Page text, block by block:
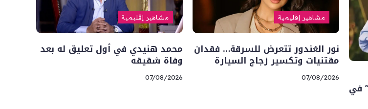
في
مشاهير إقليمية
نور الغندور تتعرض للسرقة… فقدان
مقتنيات وتكسير زجاج السيارة
07/08/2026
مشاهير إقليمية
محمد هنيدي في أول تعليق له بعد
وفاة شقيقه
07/08/2026